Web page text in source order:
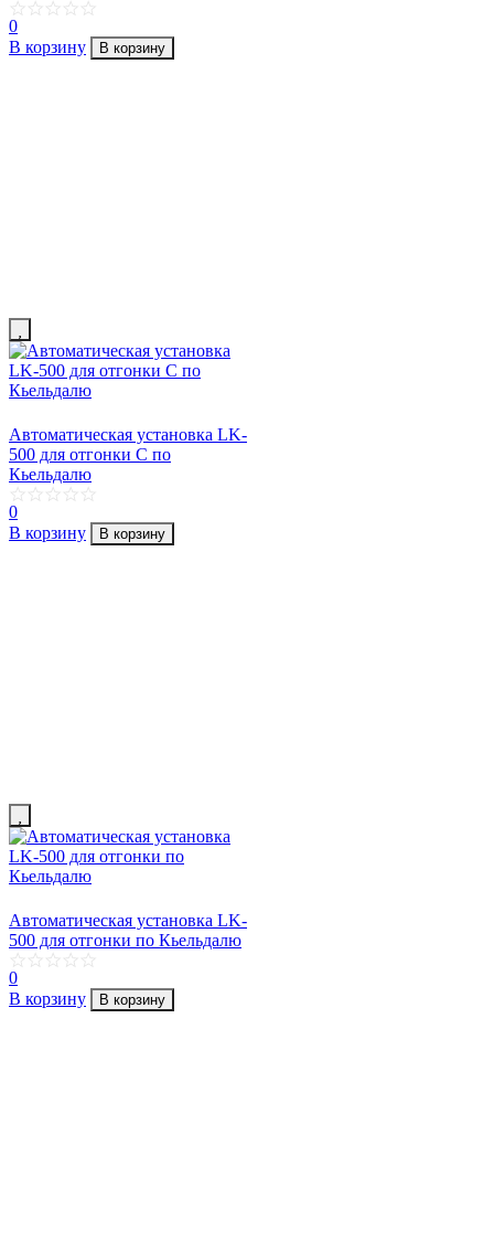
0
В корзину
В корзину
Автоматическая установка LK-
500 для отгонки C по
Кьельдалю
0
В корзину
В корзину
Автоматическая установка LK-
500 для отгонки по Кьельдалю
0
В корзину
В корзину